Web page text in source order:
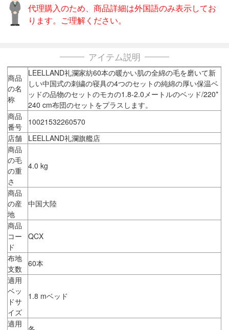
代理購入のため、商品詳細は外国語のみ表示してお
ります。ご理解ください。
アイテム説明
商品
の名
称
LEELLAND礼瀾家紡60本の暖かい肌の全綿の毛を磨いて新
しい中国式の刺繍の寝具の4つのセットの純綿の厚い保温ベ
ッドの品物のセットのモカの1.8-2.0メートルのベッド/220*
240 cm布団のセットをプラスします。
商品
番号
10021532260570
店舗
LEELLAND礼瀾旗艦店
商品
の毛
の重
さ
4.0 kg
商品
の産
地
中国大陸
商品
コー
ド
QCX
布地
支数
60本
適用
ベッ
ドサ
イズ
1.8 mベッド
適用